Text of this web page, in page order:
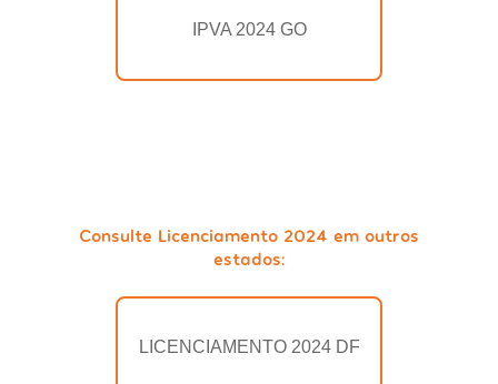
IPVA 2024 GO
Consulte Licenciamento 2024 em outros
estados:
LICENCIAMENTO 2024 DF